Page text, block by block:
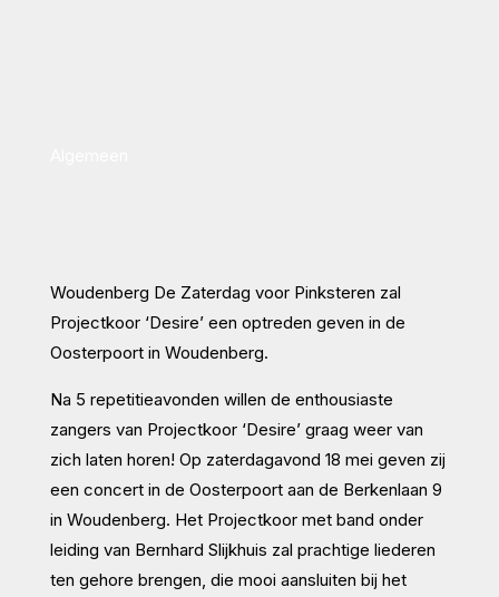
Woudenberg De Zaterdag voor Pinksteren zal
Projectkoor ‘Desire’ een optreden geven in de
Oosterpoort in Woudenberg.
Na 5 repetitieavonden willen de enthousiaste
zangers van Projectkoor ‘Desire’ graag weer van
zich laten horen! Op zaterdagavond 18 mei geven zij
een concert in de Oosterpoort aan de Berkenlaan 9
in Woudenberg. Het Projectkoor met band onder
leiding van Bernhard Slijkhuis zal prachtige liederen
ten gehore brengen, die mooi aansluiten bij het